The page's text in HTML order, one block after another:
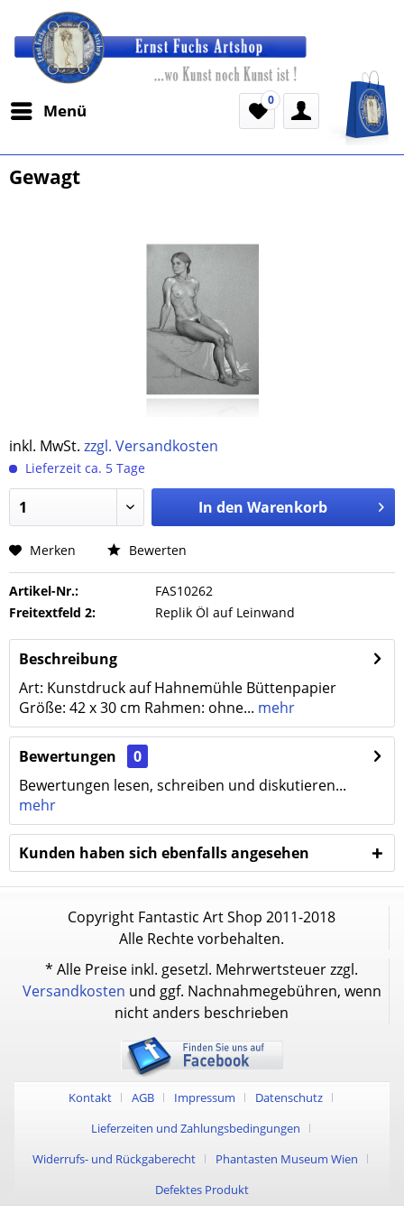
Menü
0
Gewagt
inkl. MwSt. zzgl. Versandkosten
Lieferzeit ca. 5 Tage
In den Warenkorb
Merken Bewerten
Artikel-Nr.:
FAS10262
Freitextfeld 2:
Replik Öl auf Leinwand
Beschreibung
Art: Kunstdruck auf Hahnemühle Büttenpapier
Größe: 42 x 30 cm Rahmen: ohne... mehr
Bewertungen
0
Bewertungen lesen, schreiben und diskutieren...
mehr
Kunden haben sich ebenfalls angesehen
Copyright Fantastic Art Shop 2011-2018
Alle Rechte vorbehalten.
* Alle Preise inkl. gesetzl. Mehrwertsteuer zzgl.
Versandkosten und ggf. Nachnahmegebühren, wenn
nicht anders beschrieben
Kontakt AGB Impressum
Datenschutz
Lieferzeiten und Zahlungsbedingungen
Widerrufs- und Rückgaberecht
Phantasten Museum Wien
Defektes Produkt